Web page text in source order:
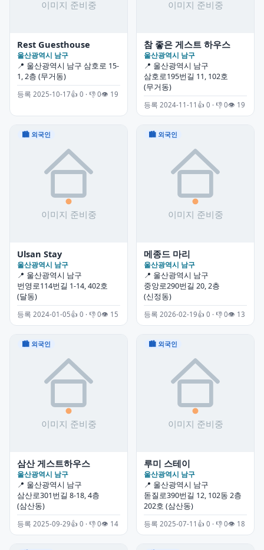
Rest Guesthouse
울산광역시 남구
📍 울산광역시 남구 삼호로 15-
1, 2층 (무거동)
등록 2025-10-17👍 0 · 👎 0👁 19
참 좋은 게스트 하우스
울산광역시 남구
📍 울산광역시 남구
삼호로195번길 11, 102호
(무거동)
등록 2024-11-11 👍 0 · 👎 0👁 19
🏙 외국인
Ulsan Stay
울산광역시 남구
📍 울산광역시 남구
번영로114번길 1-14, 402호
(달동)
등록 2024-01-05👍 0 · 👎 0👁 15
🏙 외국인
메종드 마리
울산광역시 남구
📍 울산광역시 남구
중앙로290번길 20, 2층
(신정동)
등록 2026-02-19👍 0 · 👎 0👁 13
🏙 외국인
삼산 게스트하우스
울산광역시 남구
📍 울산광역시 남구
삼산로301번길 8-18, 4층
(삼산동)
등록 2025-09-29👍 0 · 👎 0👁 14
🏙 외국인
루미 스테이
울산광역시 남구
📍 울산광역시 남구
돋질로390번길 12, 102동 2층
202호 (삼산동)
등록 2025-07-11 👍 0 · 👎 0👁 18